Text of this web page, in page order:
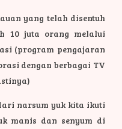
yang telah disentuh
10 juta orang melalui
(program pengajaran
dengan berbagai TV
narsum yuk kita ikuti
manis dan senyum di